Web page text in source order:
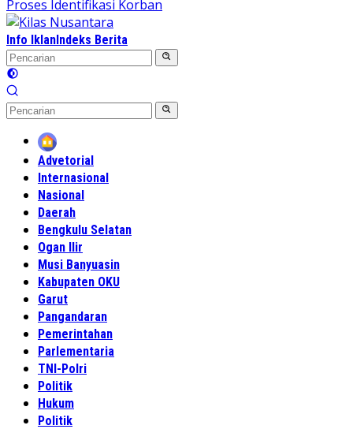
Proses Identifikasi Korban
Info IklanIndeks Berita
Home
Advetorial
Internasional
Nasional
Daerah
Bengkulu Selatan
Ogan Ilir
Musi Banyuasin
Kabupaten OKU
Garut
Pangandaran
Pemerintahan
Parlementaria
TNI-Polri
Politik
Hukum
Politik